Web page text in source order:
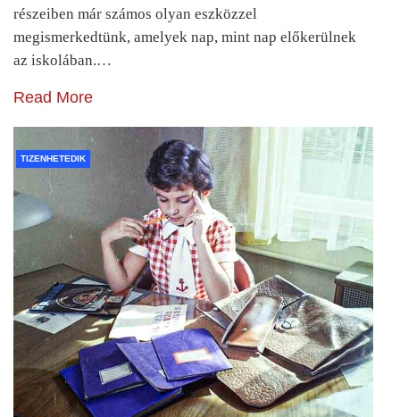
részeiben már számos olyan eszközzel
megismerkedtünk, amelyek nap, mint nap előkerülnek
az iskolában.…
Read More
TIZENHETEDIK